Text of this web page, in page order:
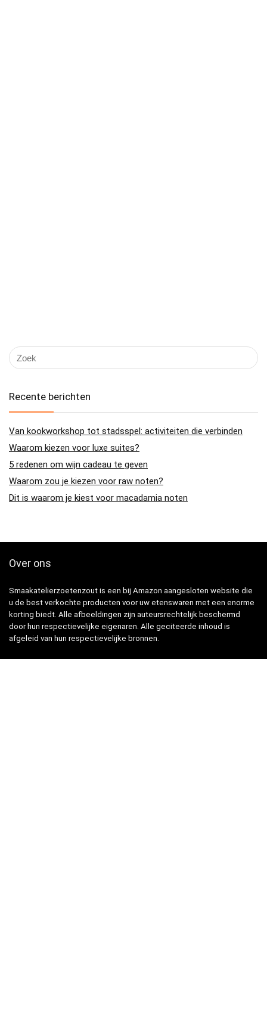
Recente berichten
Van kookworkshop tot stadsspel: activiteiten die verbinden
Waarom kiezen voor luxe suites?
5 redenen om wijn cadeau te geven
Waarom zou je kiezen voor raw noten?
Dit is waarom je kiest voor macadamia noten
Over ons
Smaakatelierzoetenzout is een bij Amazon aangesloten website die
u de best verkochte producten voor uw etenswaren met een enorme
korting biedt. Alle afbeeldingen zijn auteursrechtelijk beschermd
door hun respectievelijke eigenaren. Alle geciteerde inhoud is
afgeleid van hun respectievelijke bronnen.